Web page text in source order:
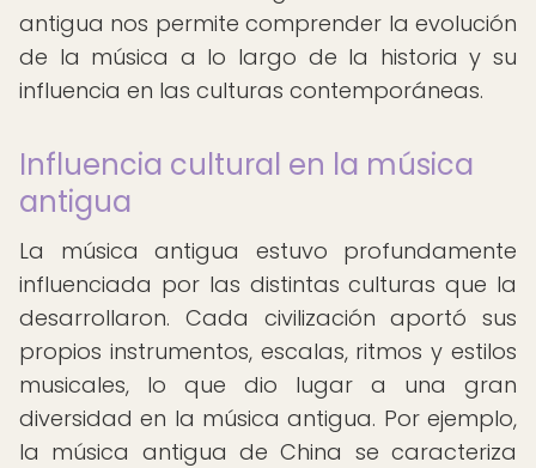
antigua nos permite comprender la evolución
de la música a lo largo de la historia y su
influencia en las culturas contemporáneas.
Influencia cultural en la música
antigua
La música antigua estuvo profundamente
influenciada por las distintas culturas que la
desarrollaron. Cada civilización aportó sus
propios instrumentos, escalas, ritmos y estilos
musicales, lo que dio lugar a una gran
diversidad en la música antigua. Por ejemplo,
la música antigua de China se caracteriza